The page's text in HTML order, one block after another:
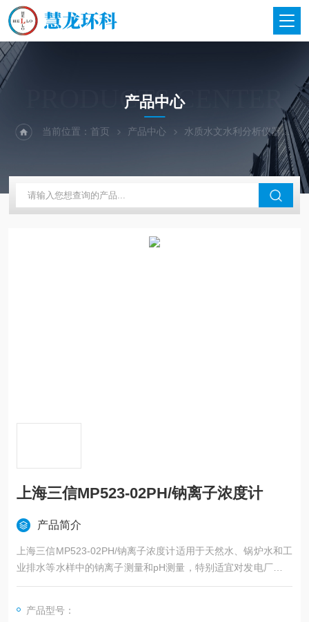
PRODUCTS CENTER
产品中心
当前位置：首页 产品中心 水质水文水利分析仪器
上海三信MP523-02PH/钠离子浓度计
产品简介
上海三信MP523-02PH/钠离子浓度计适用于天然水、锅炉水和工
业排水等水样中的钠离子测量和pH测量，特别适宜对发电厂高纯
水的品质监测。
产品型号：